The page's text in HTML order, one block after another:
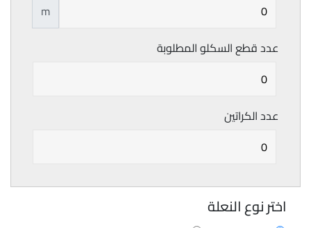
m
عدد قطع السكلو المطلوبة
عدد الكراتين
اختر نوع النعلة